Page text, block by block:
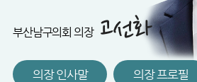
부산남구의회 의장
의장 인사말 의장 프로필